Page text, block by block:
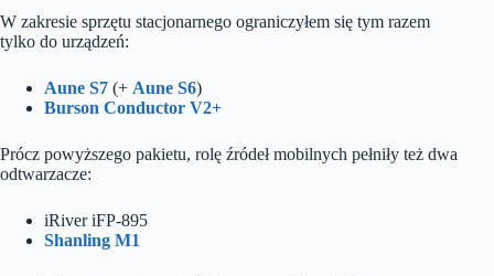
W zakresie sprzętu stacjonarnego ograniczyłem się tym razem
tylko do urządzeń:
Aune S7 (+ Aune S6)
Burson Conductor V2+
Prócz powyższego pakietu, rolę źródeł mobilnych pełniły też dwa
odtwarzacze:
iRiver iFP-895
Shanling M1